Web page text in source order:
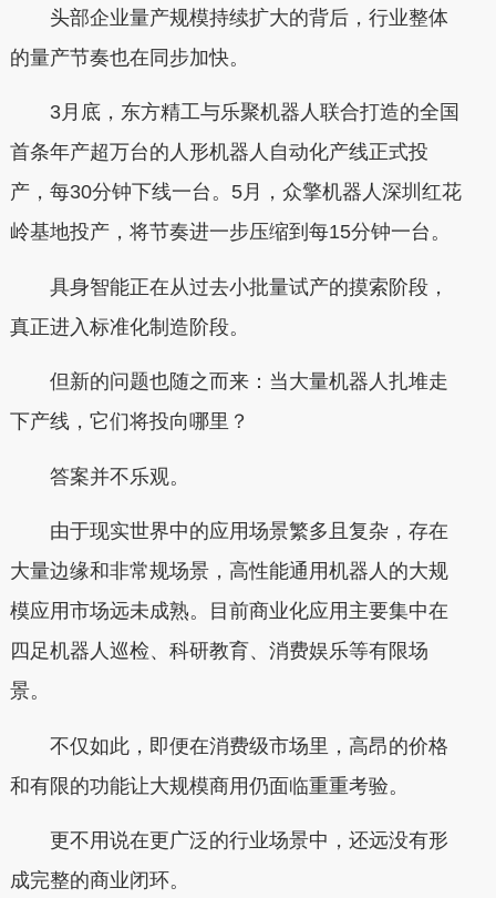
头部企业量产规模持续扩大的背后，行业整体
的量产节奏也在同步加快。
3月底，东方精工与乐聚机器人联合打造的全国
首条年产超万台的人形机器人自动化产线正式投
产，每30分钟下线一台。5月，众擎机器人深圳红花
岭基地投产，将节奏进一步压缩到每15分钟一台。
具身智能正在从过去小批量试产的摸索阶段，
真正进入标准化制造阶段。
但新的问题也随之而来：当大量机器人扎堆走
下产线，它们将投向哪里？
答案并不乐观。
由于现实世界中的应用场景繁多且复杂，存在
大量边缘和非常规场景，高性能通用机器人的大规
模应用市场远未成熟。目前商业化应用主要集中在
四足机器人巡检、科研教育、消费娱乐等有限场
景。
不仅如此，即便在消费级市场里，高昂的价格
和有限的功能让大规模商用仍面临重重考验。
更不用说在更广泛的行业场景中，还远没有形
成完整的商业闭环。